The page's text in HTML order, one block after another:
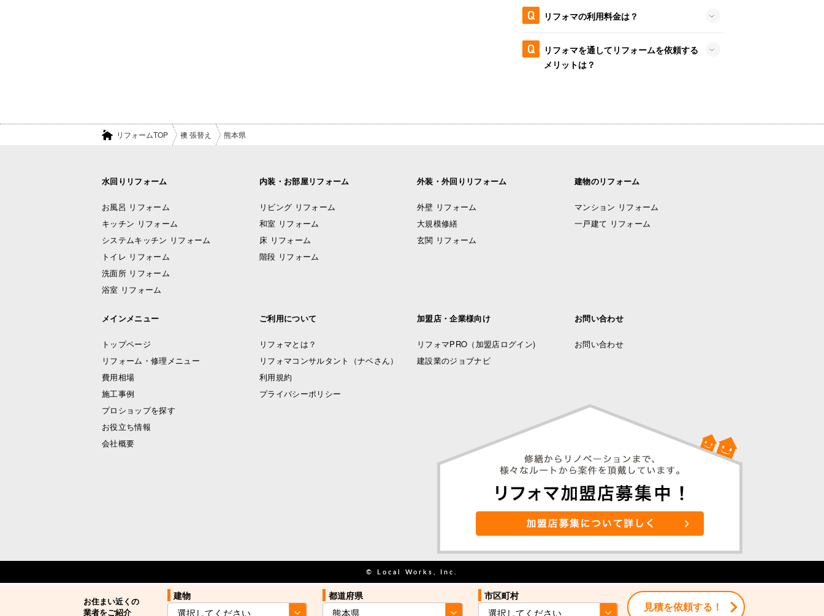
お住まい近くの
業者をご紹介
建物 都道府県 市区町村
見積を依頼する！
お住まい近くの
業者をご紹介
見積を依頼する
リフォマの利用料金は？
リフォマを通してリフォームを依頼する
メリットは？
リフォームTOP 襖 張替え 熊本県
水回りリフォーム
お風呂 リフォーム
キッチン リフォーム
システムキッチン リフォーム
トイレ リフォーム
洗面所 リフォーム
浴室 リフォーム
内装・お部屋リフォーム
リビング リフォーム
和室 リフォーム
床 リフォーム
階段 リフォーム
外装・外回りリフォーム
外壁 リフォーム
大規模修繕
玄関 リフォーム
建物のリフォーム
マンション リフォーム
一戸建て リフォーム
メインメニュー
トップページ
リフォーム・修理メニュー
費用相場
施工事例
プロショップを探す
お役立ち情報
会社概要
ご利用について
リフォマとは？
リフォマコンサルタント（ナベさん）
利用規約
プライバシーポリシー
加盟店・企業様向け
リフォマPRO （加盟店ログイン)
建設業のジョブナビ
お問い合わせ
お問い合わせ
© Local Works, Inc.
お住まい近くの
業者をご紹介
建物 都道府県 市区町村
見積を依頼する！
お住まい近くの
業者をご紹介
見積を依頼する